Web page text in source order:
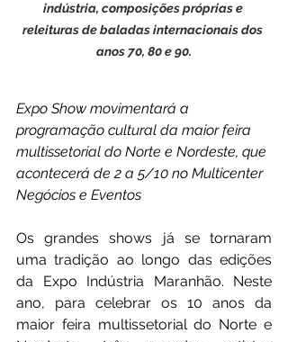
indústria, composições próprias e
releituras de baladas internacionais dos
anos 70, 80 e 90.
Expo Show movimentará a
programação cultural da maior feira
multissetorial do Norte e Nordeste, que
acontecerá de 2 a 5/10 no Multicenter
Negócios e Eventos
Os grandes shows já se tornaram
uma tradição ao longo das edições
da Expo Indústria Maranhão. Neste
ano, para celebrar os 10 anos da
maior feira multissetorial do Norte e